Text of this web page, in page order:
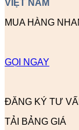
VIỆT NAM
MUA HÀNG
GỌI NGAY
ĐĂNG KÝ TƯ
TẢI BẢNG GIÁ